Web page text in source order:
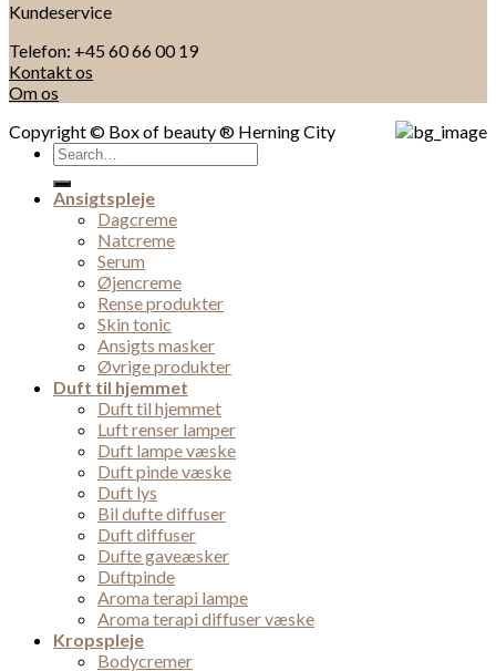
Kundeservice
Telefon: +45 60 66 00 19
Kontakt os
Om os
Copyright © Box of beauty ® Herning City
Search
for:
Ansigtspleje
Dagcreme
Natcreme
Serum
Øjencreme
Rense produkter
Skin tonic
Ansigts masker
Øvrige produkter
Duft til hjemmet
Duft til hjemmet
Luft renser lamper
Duft lampe væske
Duft pinde væske
Duft lys
Bil dufte diffuser
Duft diffuser
Dufte gaveæsker
Duftpinde
Aroma terapi lampe
Aroma terapi diffuser væske
Kropspleje
Bodycremer